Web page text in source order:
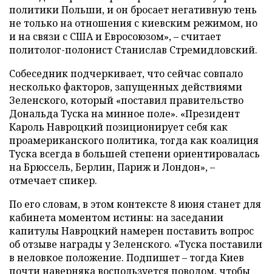
политики Польши, и он бросает негативную тень
не только на отношения с киевским режимом, но
и на связи с США и Евросоюзом», – считает
политолог-полонист Станислав Стремидловский.
Собеседник подчеркивает, что сейчас совпало
несколько факторов, запущенных действиями
Зеленского, который «поставил правительство
Дональда Туска на минное поле». «Президент
Кароль Навроцкий позиционирует себя как
проамериканского политика, тогда как коалиция
Туска всегда в большей степени ориентировалась
на Брюссель, Берлин, Париж и Лондон», –
отмечает спикер.
По его словам, в этом контексте 8 июня станет для
кабинета моментом истины: на заседании
капитулы Навроцкий намерен поставить вопрос
об отзыве награды у Зеленского. «Туска поставили
в неловкое положение. Подпишет – тогда Киев
почти наверняка воспользуется поводом, чтобы